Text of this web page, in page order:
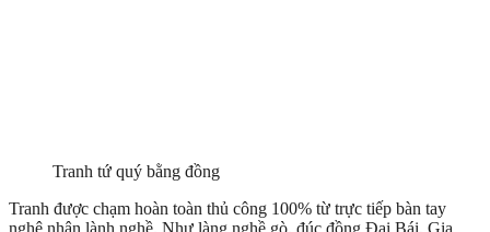
Tranh tứ quý bằng đồng
Tranh được chạm hoàn toàn thủ công 100% từ trực tiếp bàn tay
nghệ nhân lành nghề. Như làng nghề gò, đúc đồng Đại Bái, Gia